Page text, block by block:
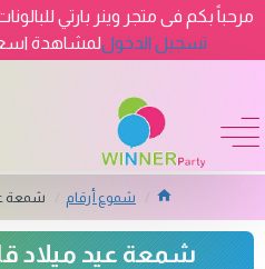
مرحباً بكم فى متجر وينر بارتي
تسجيل الدخوللمشاهدة
شموع أرقام شمعة
شمعة عيد ميلاد